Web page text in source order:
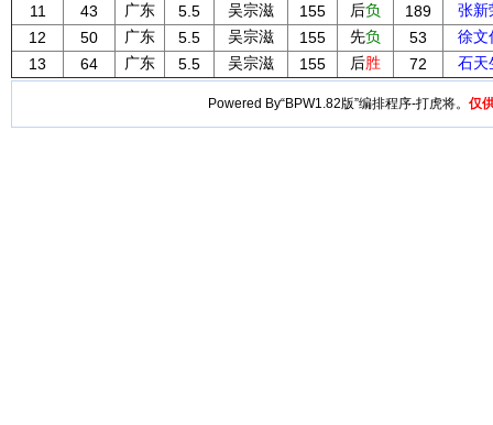
11
43 广东 5.5 吴宗滋 155 后负 189
张新
12
50 广东 5.5 吴宗滋 155 先负 53
徐文
13
64 广东 5.5 吴宗滋 155 后胜 72 石天
Powered By“BPW1.82版”编排程序-打虎将。 仅